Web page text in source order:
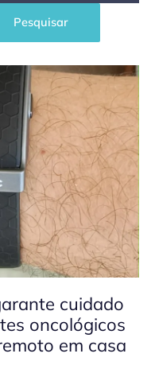
Pesquisar
cuidado
oncológicos
em casa